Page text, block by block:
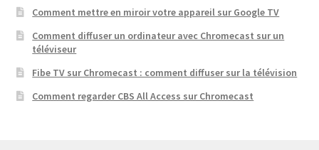
Comment mettre en miroir votre appareil sur Google TV
Comment diffuser un ordinateur avec Chromecast sur un
téléviseur
Fibe TV sur Chromecast : comment diffuser sur la télévision
Comment regarder CBS All Access sur Chromecast